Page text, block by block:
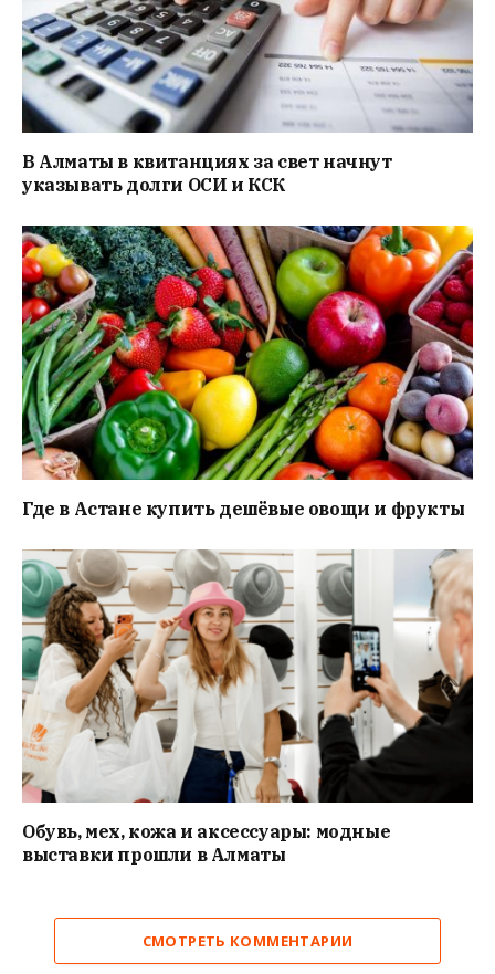
В Алматы в квитанциях за свет начнут
указывать долги ОСИ и КСК
Где в Астане купить дешёвые овощи и фрукты
Обувь, мех, кожа и аксессуары: модные
выставки прошли в Алматы
СМОТРЕТЬ КОММЕНТАРИИ